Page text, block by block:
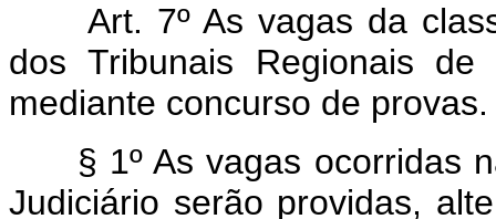
Art. 7º As vagas da
dos Tribunais Regionais
mediante concurso de provas.
§ 1º As vagas ocorridas
Judiciário serão providas,